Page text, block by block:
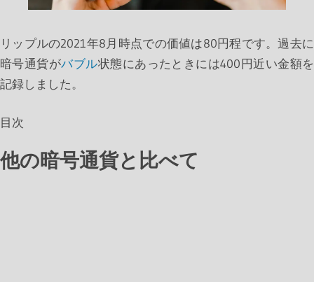
リップルの2021年8月時点での価値は80円程です。過去に
暗号通貨がバブル状態にあったときには400円近い金額を
記録しました。
目次
他の暗号通貨と比べて